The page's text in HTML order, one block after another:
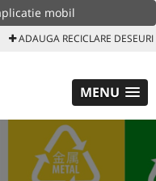
mobil
ADAUGA RECICLARE DESEURI
MENU